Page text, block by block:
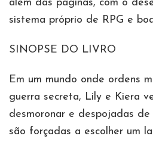
além das páginas, com o
sistema próprio de RPG e
SINOPSE DO LIVRO
Em um mundo onde ordens
guerra secreta, Lily e Kiera
desmoronar e despojadas
são forçadas a escolher um